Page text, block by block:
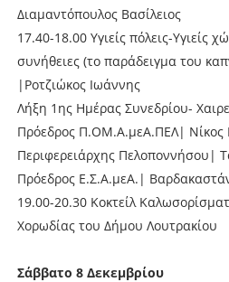
Διαμαντόπουλος Βασίλειος
17.40-18.00 Υγιείς πόλεις-Υγιείς
συνήθειες (το παράδειγμα του
|Ροτζιώκος Ιωάννης
Λήξη 1ης Ημέρας Συνεδρίου-
Πρόεδρος Π.ΟΜ.Α.μεΑ.ΠΕΛ| Νίκος
Περιφερειάρχης Πελοποννήσου|
Πρόεδρος Ε.Σ.Α.μεΑ.|
19.00-20.30 Κοκτείλ
Χορωδίας του Δήμου Λουτρακίου
Σάββατο 8 Δεκεμβρίου